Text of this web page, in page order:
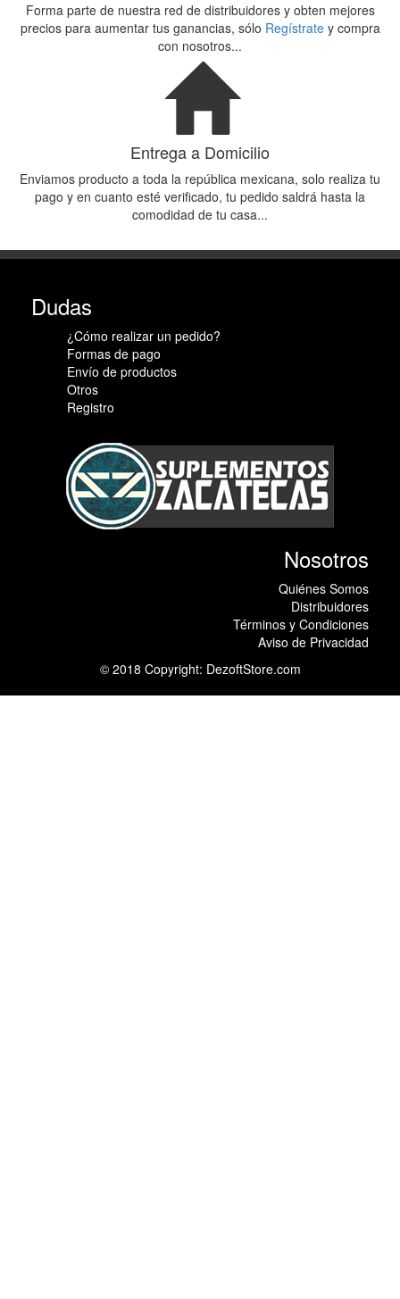
Forma parte de nuestra red de distribuidores y obten mejores
precios para aumentar tus ganancias, sólo Regístratey compra
con nosotros...
Entrega a Domicilio
Enviamos producto a toda la república mexicana, solo realiza tu
pago y en cuanto esté verificado, tu pedido saldrá hasta la
comodidad de tu casa...
Dudas
¿Cómo realizar un pedido?
Formas de pago
Envío de productos
Otros
Registro
Nosotros
Quiénes Somos
Distribuidores
Términos y Condiciones
Aviso de Privacidad
© 2018 Copyright: DezoftStore.com